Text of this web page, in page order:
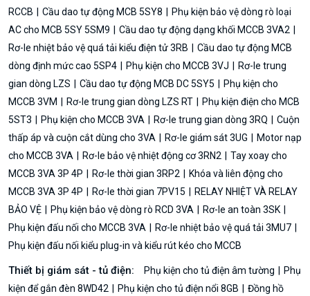
RCCB
Cầu dao tự động MCB 5SY8
Phụ kiện bảo vệ dòng rò loại
AC cho MCB 5SY 5SM9
Cầu dao tự động dạng khối MCCB 3VA2
Rơ-le nhiệt bảo vệ quá tải kiểu điện tử 3RB
Cầu dao tự động MCB
dòng định mức cao 5SP4
Phụ kiện cho MCCB 3VJ
Rơ-le trung
gian dòng LZS
Cầu dao tự động MCB DC 5SY5
Phụ kiện cho
MCCB 3VM
Rơ-le trung gian dòng LZS RT
Phụ kiện điện cho MCB
5ST3
Phụ kiện cho MCCB 3VA Rơ-le trung gian dòng 3RQ
Cuộn
thấp áp và cuộn cắt dùng cho 3VA
Rơ-le giám sát 3UG
Motor nạp
cho MCCB 3VA
Rơ-le bảo vệ nhiệt động cơ 3RN2
Tay xoay cho
MCCB 3VA 3P 4P
Rơ-le thời gian 3RP2
Khóa và liên động cho
MCCB 3VA 3P 4P
Rơ-le thời gian 7PV15
RELAY NHIỆT VÀ RELAY
BẢO VỆ
Phụ kiện bảo vệ dòng rò RCD 3VA
Rơ-le an toàn 3SK
Phụ kiện đấu nối cho MCCB 3VA
Rơ-le nhiệt bảo vệ quá tải 3MU7
Phụ kiện đấu nối kiểu plug-in và kiểu rút kéo cho MCCB
Thiết bị giám sát - tủ điện: Phụ kiện cho tủ điện âm tường
Phụ
kiện để gắn đèn 8WD42
Phụ kiện cho tủ điện nổi 8GB
Đồng hồ